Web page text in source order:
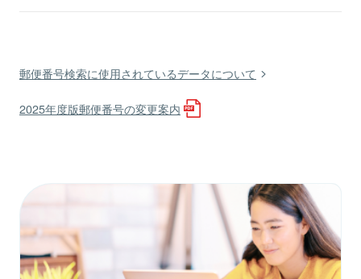
郵便番号検索に使用されているデータについて
2025年度版郵便番号の変更案内